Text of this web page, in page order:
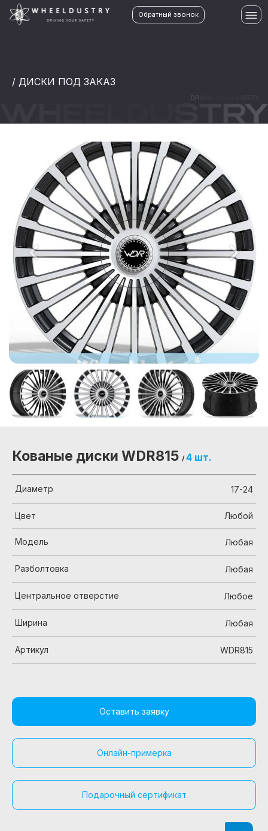
Обратный звонок
/ ДИСКИ ПОД ЗАКАЗ
Кованые диски WDR815 / 4 шт.
Диаметр 17-24
Цвет Любой
Модель Любая
Разболтовка Любая
Центральное отверстие Любое
Ширина Любая
Артикул WDR815
Оставить заявку
Онлайн-примерка
Подарочный сертификат